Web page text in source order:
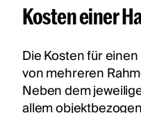
Kosten einer
Die Kosten für
von mehreren
Neben dem
allem